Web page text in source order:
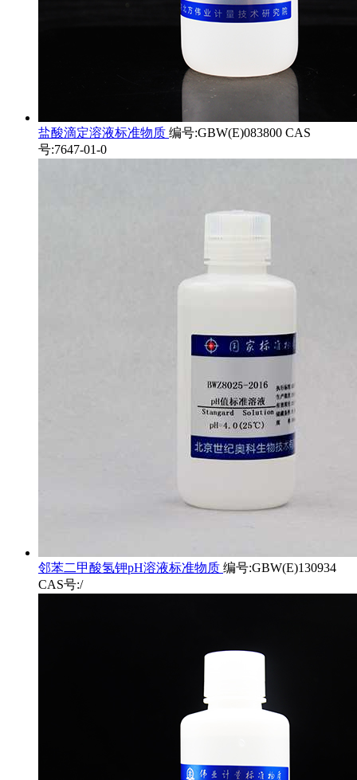
盐酸滴定溶液标准物质 编号:GBW(E)083800 CAS
号:7647-01-0
邻苯二甲酸氢钾pH溶液标准物质 编号:GBW(E)130934
CAS号:/